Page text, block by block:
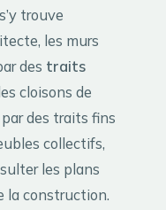
trouve
les murs
des traits
cloisons de
des traits fins
collectifs,
les plans
la construction.